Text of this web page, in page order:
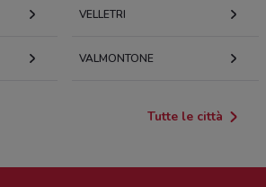
VELLETRI
VALMONTONE
Tutte le città